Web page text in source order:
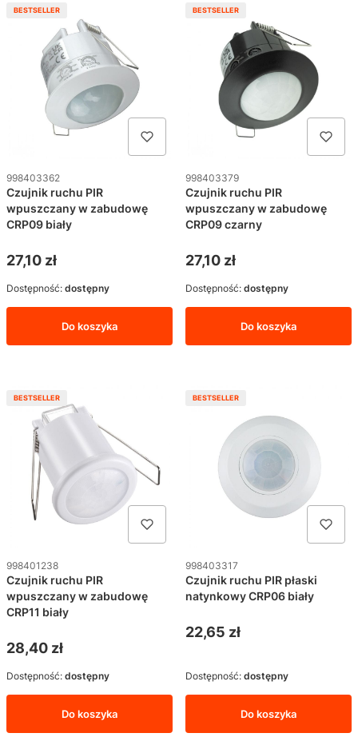
BESTSELLER
Kod produktu
998403362
Czujnik ruchu PIR
wpuszczany w zabudowę
CRP09 biały
Cena
27,10 zł
Do koszyka
Dostępność: dostępny
BESTSELLER
Kod produktu
998403379
Czujnik ruchu PIR
wpuszczany w zabudowę
CRP09 czarny
Cena
27,10 zł
Do koszyka
Dostępność: dostępny
BESTSELLER
Kod produktu
998401238
Czujnik ruchu PIR
wpuszczany w zabudowę
CRP11 biały
Cena
28,40 zł
Do koszyka
Dostępność: dostępny
BESTSELLER
Kod produktu
998403317
Czujnik ruchu PIR płaski
natynkowy CRP06 biały
Cena
22,65 zł
Do koszyka
Dostępność: dostępny